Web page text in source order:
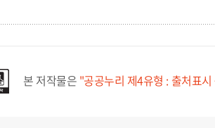
본 저작물은 "공공누리 제4유형 : 출처표